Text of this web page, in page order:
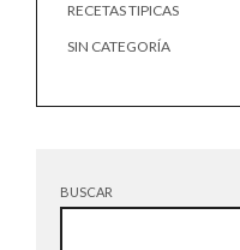
RECETAS TIPICAS
SIN CATEGORÍA
BUSCAR